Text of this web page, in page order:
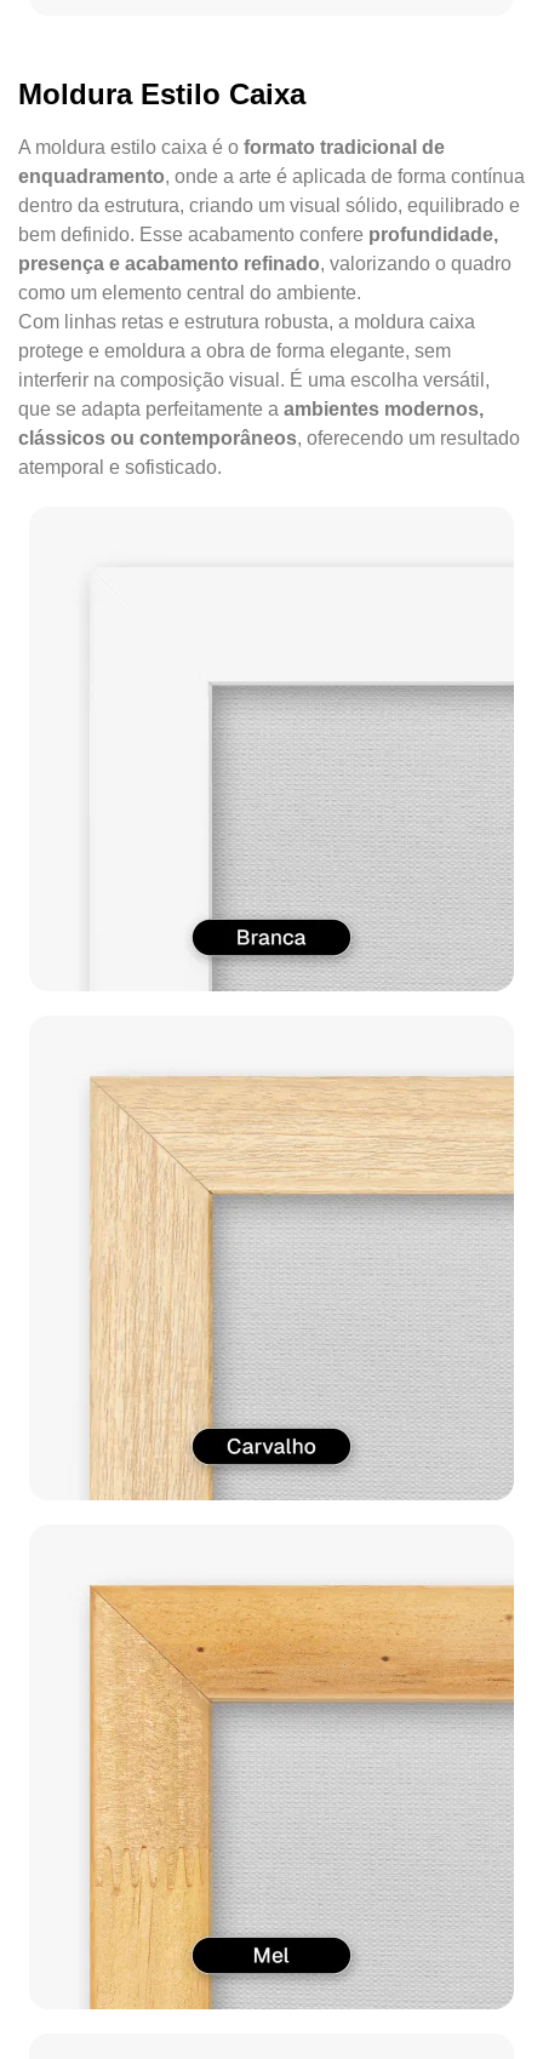
Moldura Estilo Caixa
A moldura estilo caixa é o formato tradicional de
enquadramento, onde a arte é aplicada de forma contínua
dentro da estrutura, criando um visual sólido, equilibrado e
bem definido. Esse acabamento confere profundidade,
presença e acabamento refinado, valorizando o quadro
como um elemento central do ambiente.
Com linhas retas e estrutura robusta, a moldura caixa
protege e emoldura a obra de forma elegante, sem
interferir na composição visual. É uma escolha versátil,
que se adapta perfeitamente a ambientes modernos,
clássicos ou contemporâneos, oferecendo um resultado
atemporal e sofisticado.